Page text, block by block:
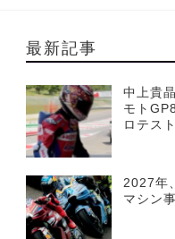
最新記事
中上貴
モト
ロテスト
2027年
マシン